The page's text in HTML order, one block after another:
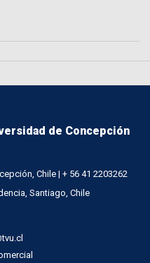
de Concepción
Chile | + 56 41 2203262
Santiago, Chile